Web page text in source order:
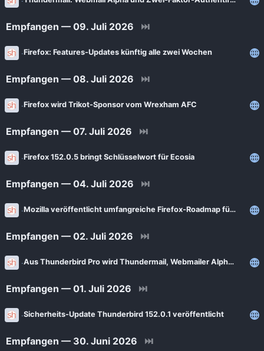
Empfangen — 09. Juli 2026 ⏭
Firefox: Features-Updates künftig alle zwei Wochen
Empfangen — 08. Juli 2026 ⏭
Firefox wird Trikot-Sponsor vom Wrexham AFC
Empfangen — 07. Juli 2026 ⏭
Firefox 152.0.5 bringt Schlüsselwort für Ecosia
Empfangen — 04. Juli 2026 ⏭
Mozilla veröffentlicht umfangreiche Firefox-Roadmap für alle Plattformen
Empfangen — 02. Juli 2026 ⏭
Aus Thunderbird Pro wird Thundermail, Webmailer Alpha in diesem Monat
Empfangen — 01. Juli 2026 ⏭
Sicherheits-Update Thunderbird 152.0.1 veröffentlicht
Empfangen — 30. Juni 2026 ⏭